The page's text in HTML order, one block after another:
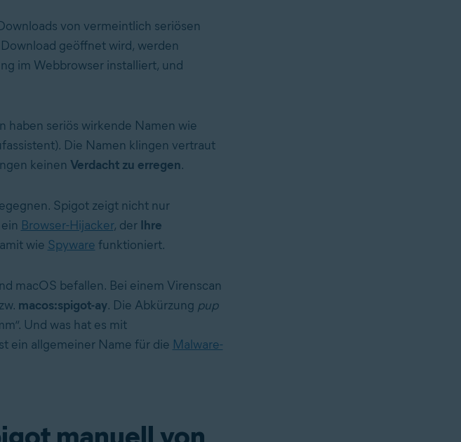
von vermeintlich seriösen
geöffnet wird, werden
im Webbrowser installiert, und
haben seriös wirkende Namen wie
Die Namen klingen vertraut
keinen Verdacht zu erregen.
Spigot zeigt nicht nur
Browser-Hijacker, der Ihre
wie Spyware funktioniert.
macOS befallen. Bei einem Virenscan
macos:spigot-ay. Die Abkürzung pup
Und was hat es mit
ein allgemeiner Name für die Malware-